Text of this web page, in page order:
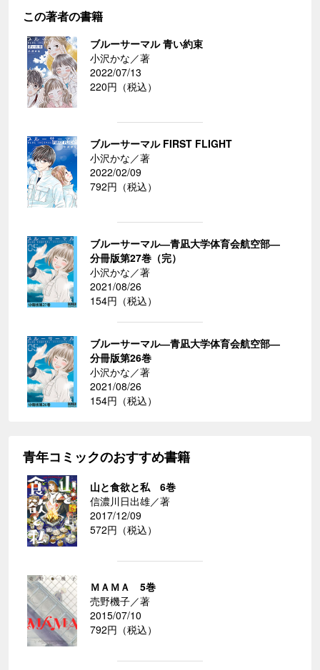
この著者の書籍
ブルーサーマル 青い約束
小沢かな／著
2022/07/13
220円（税込）
ブルーサーマル FIRST FLIGHT
小沢かな／著
2022/02/09
792円（税込）
ブルーサーマル―青凪大学体育会航空部―
分冊版第27巻（完）
小沢かな／著
2021/08/26
154円（税込）
ブルーサーマル―青凪大学体育会航空部―
分冊版第26巻
小沢かな／著
2021/08/26
154円（税込）
青年コミックのおすすめ書籍
山と食欲と私 6巻
信濃川日出雄／著
2017/12/09
572円（税込）
ＭＡＭＡ 5巻
売野機子／著
2015/07/10
792円（税込）